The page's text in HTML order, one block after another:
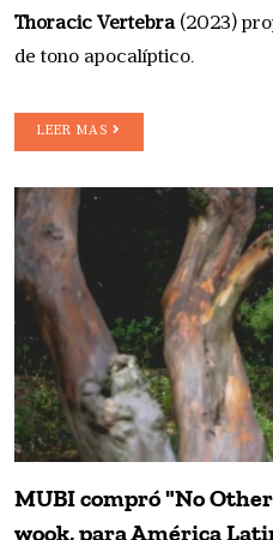
Thoracic Vertebra(2023)
de tono apocalíptico.
LEER MAS
MUBI compró "No
wook, para América